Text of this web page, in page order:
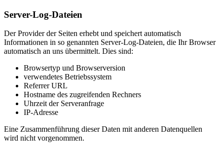
Server-Log-Dateien
Der Provider der Seiten erhebt und speichert automatisch
Informationen in so genannten Server-Log-Dateien, die Ihr Browser
automatisch an uns übermittelt. Dies sind:
Browsertyp und Browserversion
verwendetes Betriebssystem
Referrer URL
Hostname des zugreifenden Rechners
Uhrzeit der Serveranfrage
IP-Adresse
Eine Zusammenführung dieser Daten mit anderen Datenquellen
wird nicht vorgenommen.